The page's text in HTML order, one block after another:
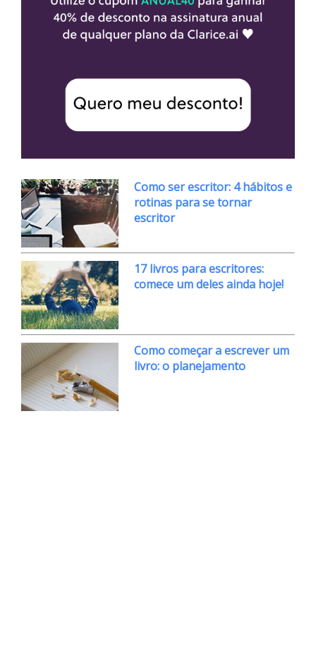
Como ser escritor: 4 hábitos e
rotinas para se tornar
escritor
17 livros para escritores:
comece um deles ainda hoje!
Como começar a escrever um
livro: o planejamento